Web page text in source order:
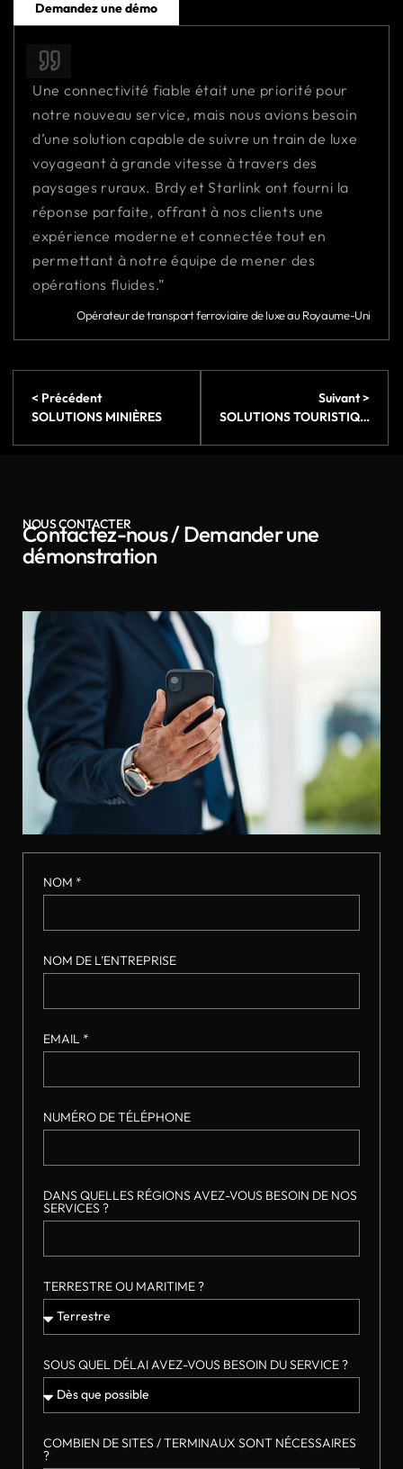
Demandez une démo
Une connectivité fiable était une priorité pour
notre nouveau service, mais nous avions besoin
d’une solution capable de suivre un train de luxe
voyageant à grande vitesse à travers des
paysages ruraux. Brdy et Starlink ont fourni la
réponse parfaite, offrant à nos clients une
expérience moderne et connectée tout en
permettant à notre équipe de mener des
opérations fluides.”
Opérateur de transport ferroviaire de luxe au Royaume-Uni
< Précédent
SOLUTIONS MINIÈRES
Suivant >
SOLUTIONS TOURISTIQUES
NOUS CONTACTER
Contactez-nous / Demander une
démonstration
NOM *
NOM DE L’ENTREPRISE
EMAIL *
NUMÉRO DE TÉLÉPHONE
DANS QUELLES RÉGIONS AVEZ-VOUS BESOIN DE NOS
SERVICES ?
TERRESTRE OU MARITIME ?
SOUS QUEL DÉLAI AVEZ-VOUS BESOIN DU SERVICE ?
COMBIEN DE SITES / TERMINAUX SONT NÉCESSAIRES
?